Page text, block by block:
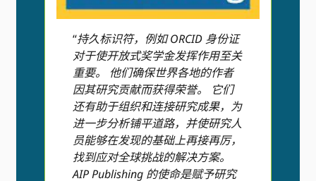
“持久标识符，例如 ORCID 身份证
对于使开放式奖学金发挥作用至关
重要。 他们确保世界各地的作者
因其研究贡献而获得荣誉。 它们
还有助于组织和连接研究成果，为
进一步分析铺平道路，并使研究人
员能够在发现的基础上再接再厉，
找到应对全球挑战的解决方案。
AIP Publishing 的使命是赋予研究